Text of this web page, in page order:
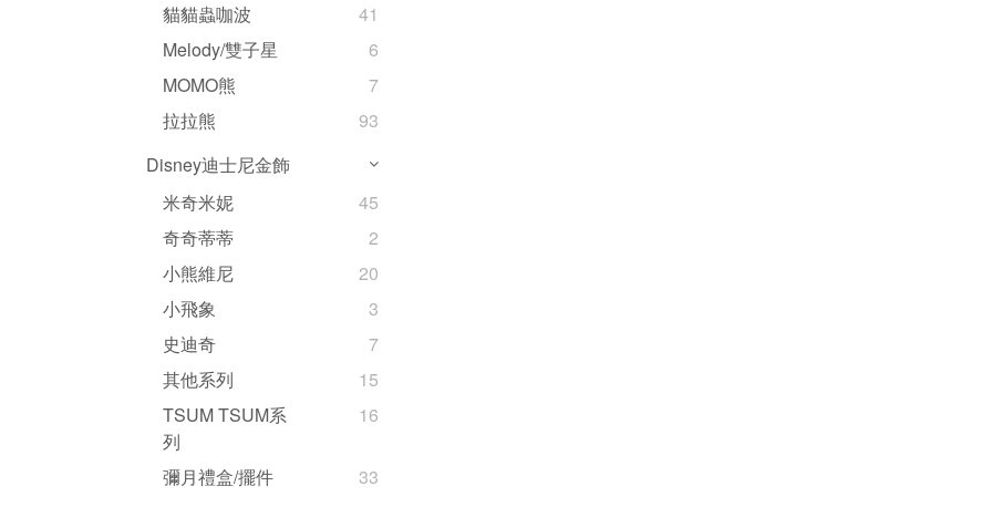
貓貓蟲咖波
41
Melody/雙子星
6
MOMO熊
7
拉拉熊
93
Disney迪士尼金飾
米奇米妮
45
奇奇蒂蒂
2
小熊維尼
20
小飛象
3
史迪奇
7
其他系列
15
TSUM TSUM系
列
16
彌月禮盒/擺件
33